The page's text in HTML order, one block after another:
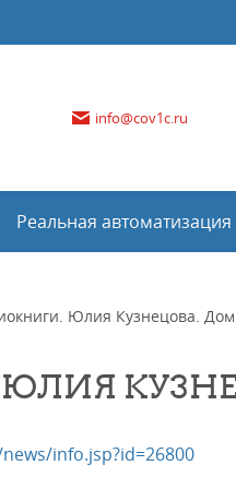
info@cov1c.ru
Реальная автоматизация
Юлия Кузнецова.
info.jsp?id=26800